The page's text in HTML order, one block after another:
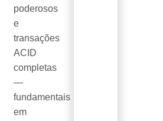
poderosos
e
transações
ACID
completas
—
fundamentais
em